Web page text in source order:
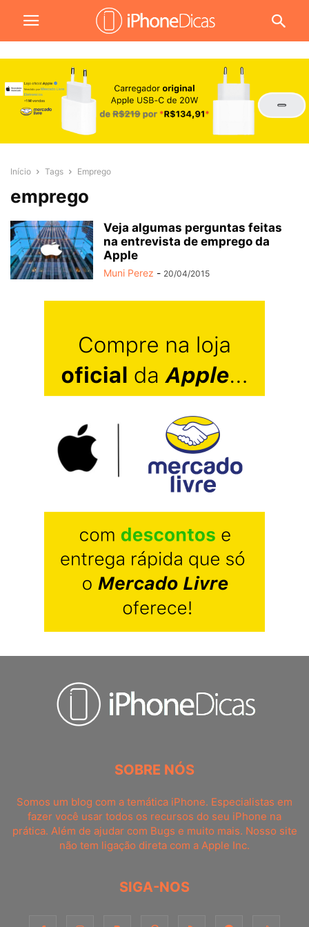
Início Tags Emprego
emprego
Veja algumas perguntas feitas
na entrevista de emprego da
Apple
Muni Perez - 20/04/2015
SOBRE NÓS
Somos um blog com a temática iPhone. Especialistas em
fazer você usar todos os recursos do seu iPhone na
prática. Além de ajudar com Bugs e muito mais. Nosso site
não tem ligação direta com a Apple Inc.
SIGA-NOS